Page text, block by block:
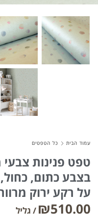
Community
Blog
Forums
Meetups
עמוד הבית כל הטפטים
טפט פנינות צבעי
בצבע כתום, כחול,
על רקע ירוק
₪510.00